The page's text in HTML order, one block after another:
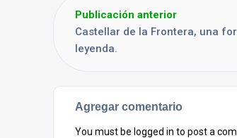
Publicación anterior
Castellar de la Frontera, una
leyenda.
Agregar comentario
You must be logged in to post a